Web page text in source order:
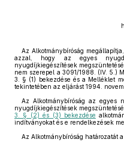
Az Alkotmánybíróság
azzal, hogy az egyes
nyugdíjkiegészítések
nem szerepel a 3091/1988. (IV. 5.)
3. § (1) bekezdése és a Melléklet
tekintetében az eljárást 1994.
Az Alkotmánybíróság az egyes
nyugdíjkiegészítések
3. § (2) és (3) bekezdése
indítványokat és e rendelkezések
Az Alkotmánybíróság határozatát